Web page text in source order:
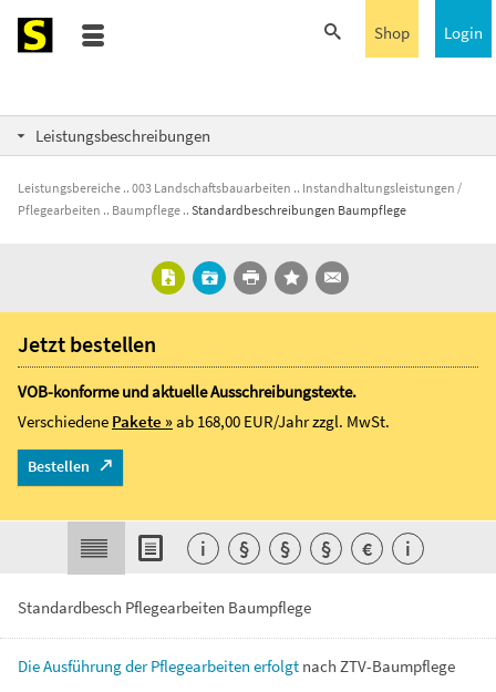
Login
Shop
Leistungsbeschreibungen
Leistungsbereiche 003 Landschaftsbauarbeiten
Instandhaltungsleistungen /
Pflegearbeiten
Baumpflege Standardbeschreibungen Baumpflege
Standardbesch Pflegearbeiten Baumpflege
DieAusführungderPflegearbeiten erfolgt nach ZTV-Baumpflege
Jetzt bestellen
VOB-konforme und aktuelle Ausschreibungstexte.
Verschiedene Pakete »ab 168,00 EUR/Jahrzzgl. MwSt.
Bestellen
i § § § € i